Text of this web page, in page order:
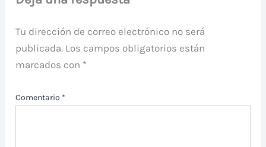
Tu dirección de correo electrónico no será
publicada. Los campos obligatorios están
marcados con *
Comentario *